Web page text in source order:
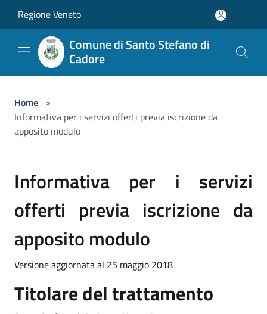
Regione Veneto
Comune di Santo Stefano di
Cadore
Home >
Informativa per i servizi offerti previa iscrizione da
apposito modulo
Informativa per i servizi
offerti previa iscrizione da
apposito modulo
Versione aggiornata al 25 maggio 2018
Titolare del trattamento